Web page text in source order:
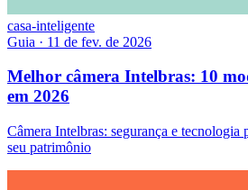
casa-inteligente
Guia · 11 de fev. de 2026
Melhor câmera Intelbras: 10
em 2026
Câmera Intelbras: segurança e tecnologia
seu patrimônio